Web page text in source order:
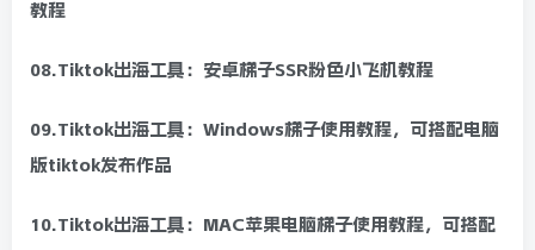
教程
08.Tiktok出海工具：安卓梯子SSR粉色小飞机教程
09.Tiktok出海工具：Windows梯子使用教程，可搭配电脑
版tiktok发布作品
10.Tiktok出海工具：MAC苹果电脑梯子使用教程，可搭配